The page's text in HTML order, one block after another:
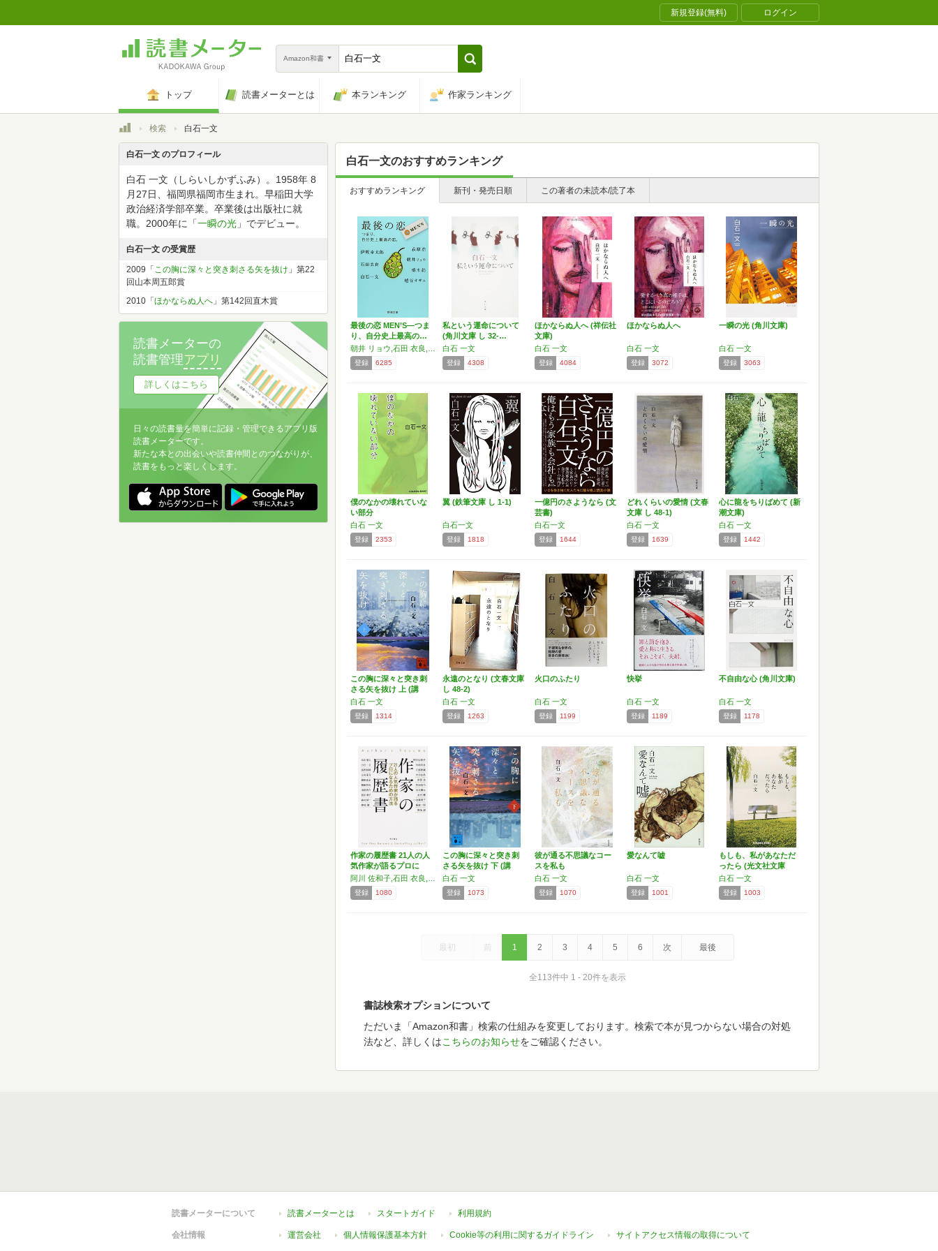
新規登録(無料) ログイン
Amazon和書
トップ 読書メーターとは 本ランキング 作家ランキング
トップ検索 白石一文
白石一文のおすすめランキング
おすすめランキング 新刊・発売日順 この著者の未読本/読了本
最後の恋 MEN’S―つま
り、自分史上最高の…
登録 6285
私という運命について
(角川文庫 し 32-…
白石 一文
登録 4308
ほかならぬ人へ (祥伝社
文庫)
白石 一文
登録 4084
ほかならぬ人へ
白石 一文
登録 3072
一瞬の光 (角川文庫)
白石 一文
登録 3063
僕のなかの壊れていな
い部分
白石 一文
登録 2353
翼 (鉄筆文庫 し 1-1)
白石一文
登録 1818
一億円のさようなら (文
芸書)
白石一文
登録 1644
どれくらいの愛情 (文春
文庫 し 48-1)
白石 一文
登録 1639
心に龍をちりばめて (新
潮文庫)
白石 一文
登録 1442
この胸に深々と突き刺
さる矢を抜け 上 (講
談…
白石 一文
登録 1314
永遠のとなり (文春文庫
し 48-2)
白石 一文
登録 1263
火口のふたり
白石 一文
登録 1199
快挙
白石 一文
登録 1189
不自由な心 (角川文庫)
白石 一文
登録 1178
作家の履歴書 21人の人
気作家が語るプロに
な…
登録 1080
この胸に深々と突き刺
さる矢を抜け 下 (講
談…
白石 一文
登録 1073
彼が通る不思議なコー
スを私も
白石 一文
登録 1070
愛なんて嘘
白石 一文
登録 1001
もしも、私があなただ
ったら (光文社文庫
し…
白石 一文
登録 1003
最初 前 1 2 3 4 5 6 次 最後
全113件中 1 - 20件を表示
書誌検索オプションについて
ただいま「Amazon和書」検索の仕組みを変更しております。検索で本が見つからない場合の対処
法など、詳しくはこちらのお知らせをご確認ください。
白石一文 のプロフィール
白石 一文（しらいしかずふみ）。1958年 8
月27日、福岡県福岡市生まれ。早稲田大学
政治経済学部卒業。卒業後は出版社に就
職。2000年に「一瞬の光 」でデビュー。
白石一文 の受賞歴
2009「 この胸に深々と突き刺さる矢を抜け 」第22
回山本周五郎賞
2010「 ほかならぬ人へ 」第142回直木賞
読書メーターの
読書管理アプリ
詳しくはこちら
日々の読書量を簡単に記録・管理できるアプリ版
読書メーターです。
新たな本との出会いや読書仲間とのつながりが、
読書をもっと楽しくします。
読書メーターについて 読書メーターとは スタートガイド 利用規約
会社情報 運営会社 個人情報保護基本方針 Cookie等の利用に関するガイドライン サイトアクセス情報の取得について